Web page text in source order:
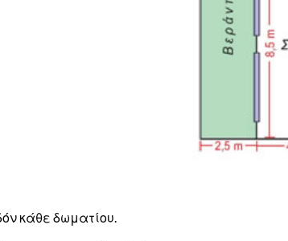
κάθε δωματίου.